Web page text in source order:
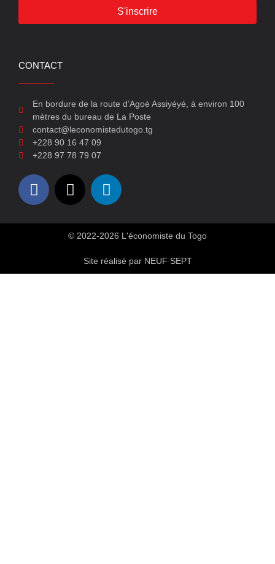
S'inscrire
CONTACT
En bordure de la route d’Agoè Assiyéyé, à environ 100
mètres du bureau de La Poste
contact@leconomistedutogo.tg
+228 90 16 47 09
+228 97 78 79 07
© 2022-2026 L'économiste du Togo
Site réalisé par NEUF SEPT